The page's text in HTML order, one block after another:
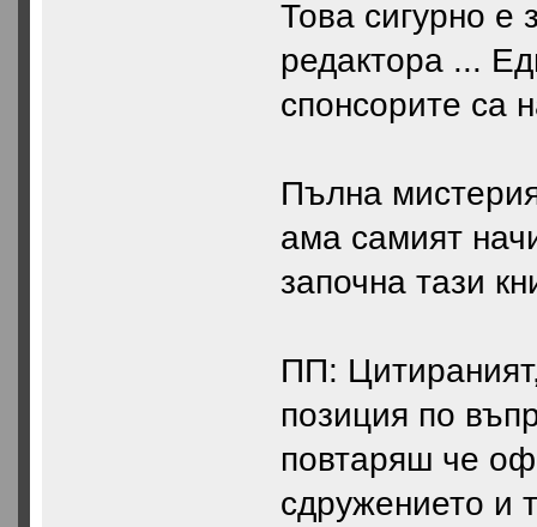
Това сигурно е
редактора ...
спонсорите са
Пълна
ама самият
започна тази
ПП:
позиция по
повтаряш че
сдружението и